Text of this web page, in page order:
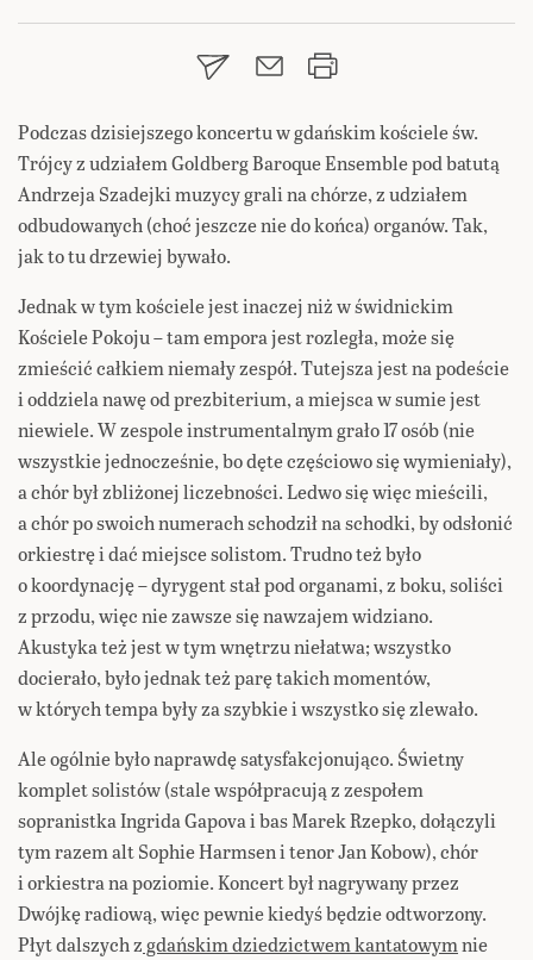
Podczas dzisiejszego koncertu w gdańskim kościele św.
Trójcy z udziałem Goldberg Baroque Ensemble pod batutą
Andrzeja Szadejki muzycy grali na chórze, z udziałem
odbudowanych (choć jeszcze nie do końca) organów. Tak,
jak to tu drzewiej bywało.
Jednak w tym kościele jest inaczej niż w świdnickim
Kościele Pokoju – tam empora jest rozległa, może się
zmieścić całkiem niemały zespół. Tutejsza jest na podeście
i oddziela nawę od prezbiterium, a miejsca w sumie jest
niewiele. W zespole instrumentalnym grało 17 osób (nie
wszystkie jednocześnie, bo dęte częściowo się wymieniały),
a chór był zbliżonej liczebności. Ledwo się więc mieścili,
a chór po swoich numerach schodził na schodki, by odsłonić
orkiestrę i dać miejsce solistom. Trudno też było
o koordynację – dyrygent stał pod organami, z boku, soliści
z przodu, więc nie zawsze się nawzajem widziano.
Akustyka też jest w tym wnętrzu niełatwa; wszystko
docierało, było jednak też parę takich momentów,
w których tempa były za szybkie i wszystko się zlewało.
Ale ogólnie było naprawdę satysfakcjonująco. Świetny
komplet solistów (stale współpracują z zespołem
sopranistka Ingrida Gapova i bas Marek Rzepko, dołączyli
tym razem alt Sophie Harmsen i tenor Jan Kobow), chór
i orkiestra na poziomie. Koncert był nagrywany przez
Dwójkę radiową, więc pewnie kiedyś będzie odtworzony.
Płyt dalszych zgdańskim dziedzictwem kantatowymnie